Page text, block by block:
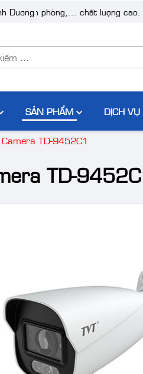
Dương
phòng,... chất lượng cao.
SẢN PHẨM DỊCH VỤ
Camera TD-9452C1
TD-